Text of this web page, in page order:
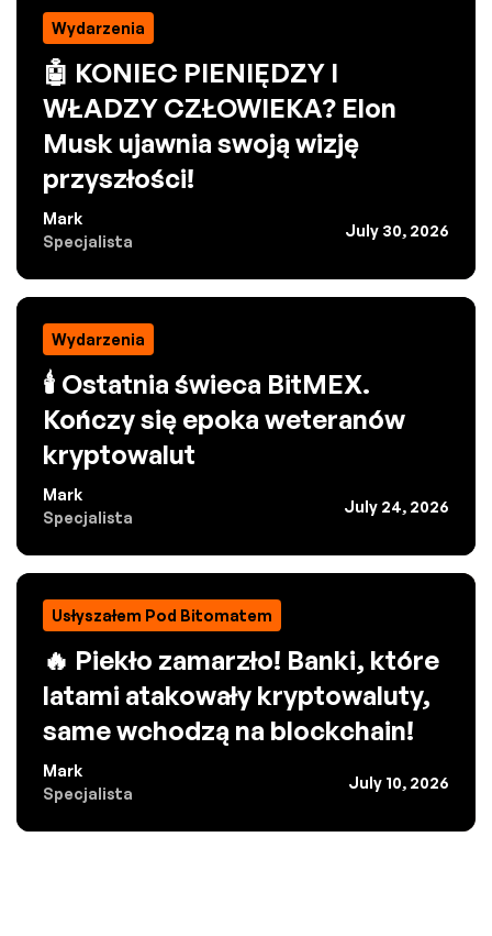
Wydarzenia
🤖 KONIEC PIENIĘDZY I
WŁADZY CZŁOWIEKA? Elon
Musk ujawnia swoją wizję
przyszłości!
Mark
Specjalista
July 30, 2026
Wydarzenia
🕯️ Ostatnia świeca BitMEX.
Kończy się epoka weteranów
kryptowalut
Mark
Specjalista
July 24, 2026
Usłyszałem Pod Bitomatem
🔥 Piekło zamarzło! Banki, które
latami atakowały kryptowaluty,
same wchodzą na blockchain!
Mark
Specjalista
July 10, 2026